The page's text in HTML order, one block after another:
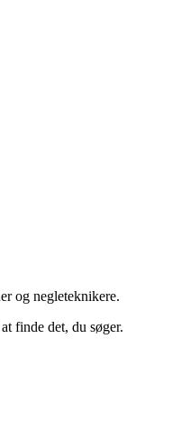
og negleteknikere.
finde det, du søger.